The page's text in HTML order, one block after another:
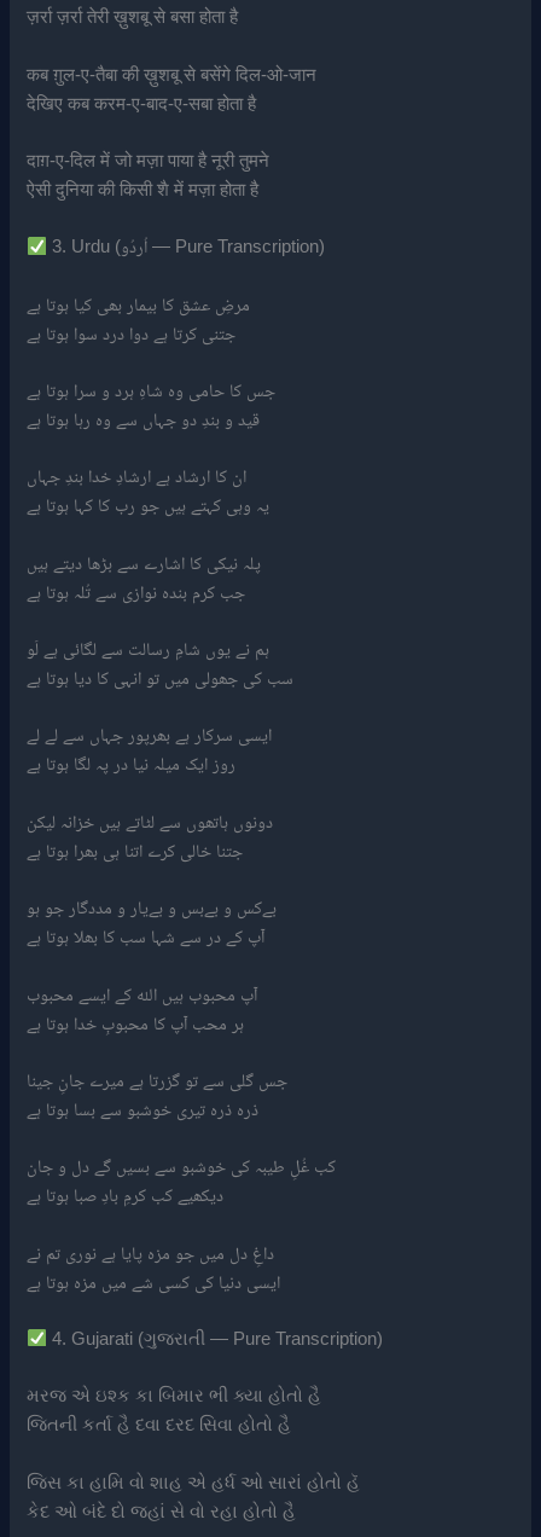
ज़र्रा ज़र्रा तेरी ख़ुशबू से बसा होता है
कब ग़ुल-ए-तैबा की ख़ुशबू से बसेंगे दिल-ओ-जान
देखिए कब करम-ए-बाद-ए-सबा होता है
दाग़-ए-दिल में जो मज़ा पाया है नूरी तुमने
ऐसी दुनिया की किसी शै में मज़ा होता है
3. Urdu (اُردُو — Pure Transcription)
مرضِ عشق کا بیمار بھی کیا ہوتا ہے
جتنی کرتا ہے دوا درد سوا ہوتا ہے
جس کا حامی وہ شاہِ ہرد و سرا ہوتا ہے
قید و بندِ دو جہاں سے وہ رہا ہوتا ہے
ان کا ارشاد ہے ارشادِ خدا بندِ جہاں
یہ وہی کہتے ہیں جو رب کا کہا ہوتا ہے
پلہ نیکی کا اشارے سے بڑھا دیتے ہیں
جب کرم بندہ نوازی سے تُلہ ہوتا ہے
ہم نے یوں شامِ رسالت سے لگائی ہے لَو
سب کی جھولی میں تو انہی کا دیا ہوتا ہے
ایسی سرکار ہے بھرپور جہاں سے لے لے
روز ایک میلہ نیا در پہ لگا ہوتا ہے
دونوں ہاتھوں سے لٹاتے ہیں خزانہ لیکن
جتنا خالی کرے اتنا ہی بھرا ہوتا ہے
بےکس و بےبس و بےیار و مددگار جو ہو
آپ کے در سے شہا سب کا بھلا ہوتا ہے
آپ محبوب ہیں اللہ کے ایسے محبوب
ہر محب آپ کا محبوبِ خدا ہوتا ہے
جس گلی سے تو گزرتا ہے میرے جانِ جینا
ذرہ ذرہ تیری خوشبو سے بسا ہوتا ہے
کب غُلِ طیبہ کی خوشبو سے بسیں گے دل و جان
دیکھیے کب کرمِ بادِ صبا ہوتا ہے
داغِ دل میں جو مزہ پایا ہے نوری تم نے
ایسی دنیا کی کسی شے میں مزہ ہوتا ہے
4. Gujarati (ગુજરાતી — Pure Transcription)
મરજ એ ઇશ્ક કા બિમાર ભી ક્યા હોતો હૈ
જિતની કર્તા હૈ દવા દરદ સિવા હોતો હૈ
જિસ કા હામિ વો શાહ એ હર્ધ ઓ સારાં હોતો હૅ
કેદ ઓ બંદે દો જહાં સે વો રહા હોતો હૈ